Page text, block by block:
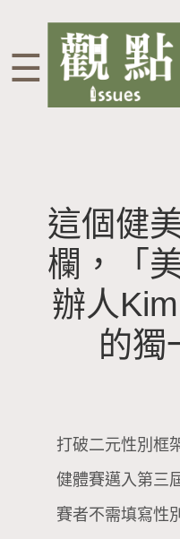
☰
這個健
欄，「
辦人
的獨
打破二元性別框
健體賽邁入第三
賽者不需填寫性